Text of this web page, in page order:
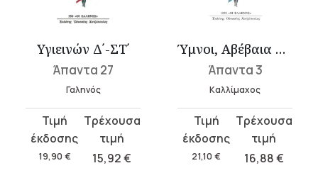
Υγιεινών Δ΄-ΣΤ΄
Άπαντα 27
Γαληνός
19,90 €
Original
price
was:
15,92€
τρέχουσα
τιμή
Ύμνοι, Αβέβαια αποσπάσματα
Άπαντα 3
Καλλίμαχος
21,10 €
Original
price
was:
16,88€
τρέχουσα
τιμή